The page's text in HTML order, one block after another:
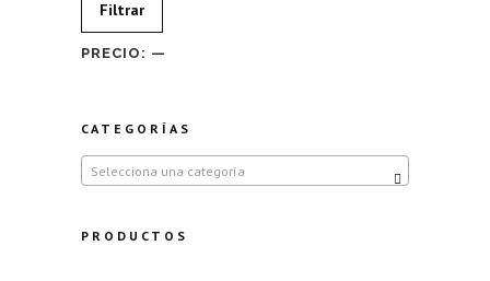
mínimo
máximo
Filtrar
PRECIO: —
CATEGORÍAS
Selecciona una categoría
PRODUCTOS